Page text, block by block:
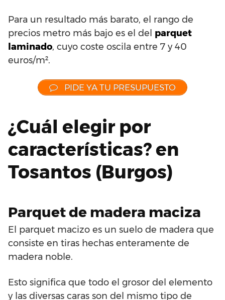
Para un resultado más barato, el rango de
precios metro más bajo es el del parquet
laminado, cuyo coste oscila entre 7 y 40
euros/m².
PIDE YA TU PRESUPUESTO
¿Cuál elegir por
características? en
Tosantos (Burgos)
Parquet de madera maciza
El parquet macizo es un suelo de madera que
consiste en tiras hechas enteramente de
madera noble.
Esto significa que todo el grosor del elemento
y las diversas caras son del mismo tipo de